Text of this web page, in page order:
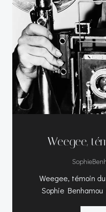
Weegee,
Weegee, témoin
Sophie Benhamou